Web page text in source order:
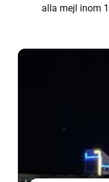
alla mejl inom